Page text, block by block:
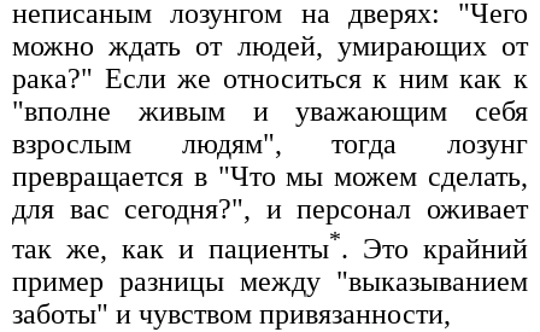
неписаным лозунгом на дверях: "Чего
можно ждать от людей, умирающих от
рака?" Если же относиться к ним как к
"вполне живым и уважающим себя
взрослым людям", тогда лозунг
превращается в "Что мы можем сделать,
для вас сегодня?", и персонал оживает
так же, как и пациенты*. Это крайний
пример разницы между "выказыванием
заботы" и чувством привязанности,